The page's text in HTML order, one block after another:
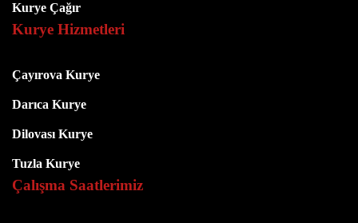
Kurye Çağır
Kurye Hizmetleri
Çayırova Kurye
Darıca Kurye
Dilovası Kurye
Tuzla Kurye
Çalışma Saatlerimiz